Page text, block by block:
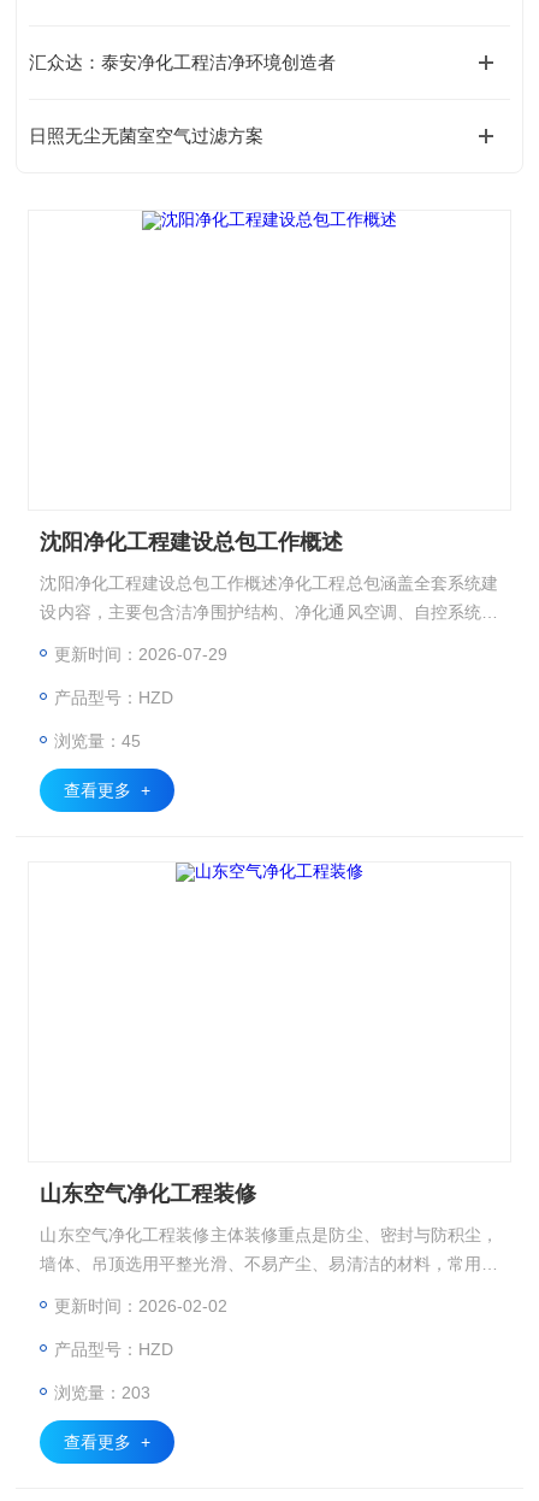
汇众达：泰安净化工程洁净环境创造者
日照无尘无菌室空气过滤方案
沈阳净化工程建设总包工作概述
沈阳净化工程建设总包工作概述净化工程总包涵盖全套系统建
设内容，主要包含洁净围护结构、净化通风空调、自控系统、
更新时间：2026-07-29
产品型号：HZD
浏览量：45
查看更多 +
山东空气净化工程装修
山东空气净化工程装修主体装修重点是防尘、密封与防积尘，
墙体、吊顶选用平整光滑、不易产尘、易清洁的材料，常用彩
更新时间：2026-02-02
产品型号：HZD
浏览量：203
查看更多 +